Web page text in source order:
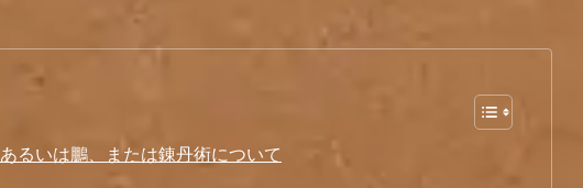
るいは鵬、または錬丹術について